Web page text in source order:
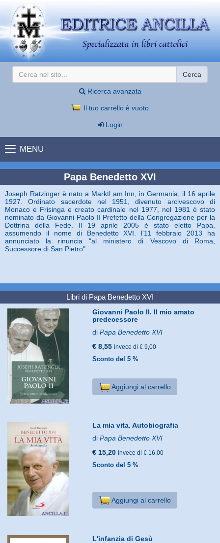
Cerca
Ricerca avanzata
Il tuo carrello è vuoto
Login
MENU
Papa Benedetto XVI
Joseph Ratzinger è nato a Marktl am Inn, in Germania, il 16 aprile
1927. Ordinato sacerdote nel 1951, divenuto arcivescovo di
Monaco e Frisinga e creato cardinale nel 1977, nel 1981 è stato
nominato da Giovanni Paolo II Prefetto della Congregazione per la
Dottrina della Fede. Il 19 aprile 2005 è stato eletto Papa,
assumendo il nome di Benedetto XVI. l'11 febbraio 2013 ha
annunciato la rinuncia "al ministero di Vescovo di Roma,
Successore di San Pietro".
Libri di Papa Benedetto XVI
Giovanni Paolo II. Il mio amato
predecessore
diPapa Benedetto XVI
€ 8,55 invece di € 9,00
Sconto del 5 %
Aggiungi al carrello
La mia vita. Autobiografia
diPapa Benedetto XVI
€ 15,20 invece di € 16,00
Sconto del 5 %
Aggiungi al carrello
L'infanzia di Gesù